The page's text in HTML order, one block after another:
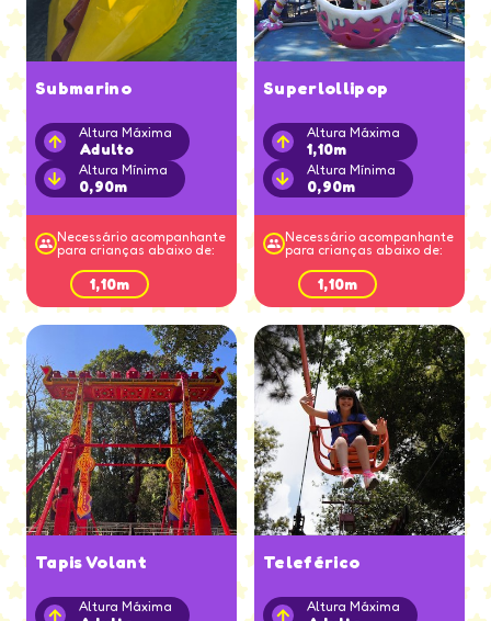
Submarino
Altura Máxima
Adulto
Altura Mínima
0,90m
Necessário acompanhante
para crianças abaixo de:
1,10m
Superlollipop
Altura Máxima
1,10m
Altura Mínima
0,90m
Necessário acompanhante
para crianças abaixo de:
1,10m
Tapis Volant
Altura Máxima
Teleférico
Altura Máxima